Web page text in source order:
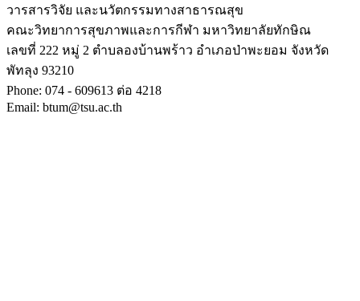
วารสารวิจัย และนวัตกรรมทางสาธารณสุข
คณะวิทยาการสุขภาพและการกีฬา มหาวิทยาลัยทักษิณ
เลขที่ 222 หมู่ 2 ตำบลองบ้านพร้าว อำเภอป่าพะยอม จังหวัด
พัทลุง 93210
Phone: 074 - 609613 ต่อ 4218
Email: btum@tsu.ac.th